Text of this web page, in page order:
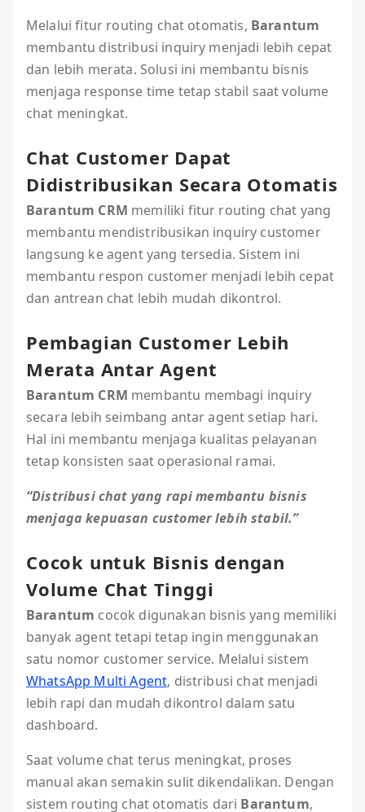
Melalui fitur routing chat otomatis, Barantum
membantu distribusi inquiry menjadi lebih cepat
dan lebih merata. Solusi ini membantu bisnis
menjaga response time tetap stabil saat volume
chat meningkat.
Chat Customer Dapat
Didistribusikan Secara Otomatis
Barantum CRM memiliki fitur routing chat yang
membantu mendistribusikan inquiry customer
langsung ke agent yang tersedia. Sistem ini
membantu respon customer menjadi lebih cepat
dan antrean chat lebih mudah dikontrol.
Pembagian Customer Lebih
Merata Antar Agent
Barantum CRM membantu membagi inquiry
secara lebih seimbang antar agent setiap hari.
Hal ini membantu menjaga kualitas pelayanan
tetap konsisten saat operasional ramai.
“Distribusi chat yang rapi membantu bisnis
menjaga kepuasan customer lebih stabil.”
Cocok untuk Bisnis dengan
Volume Chat Tinggi
Barantum cocok digunakan bisnis yang memiliki
banyak agent tetapi tetap ingin menggunakan
satu nomor customer service. Melalui sistem
WhatsApp Multi Agent, distribusi chat menjadi
lebih rapi dan mudah dikontrol dalam satu
dashboard.
Saat volume chat terus meningkat, proses
manual akan semakin sulit dikendalikan. Dengan
sistem routing chat otomatis dari Barantum,